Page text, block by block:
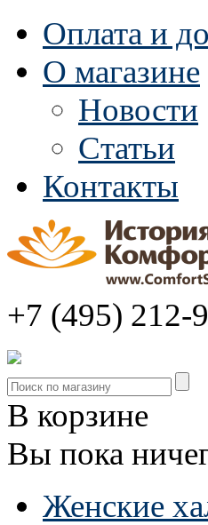
Оплата и
О магазине
Новости
Статьи
Контакты
+7 (495) 212-
В корзине
Вы пока
Женские